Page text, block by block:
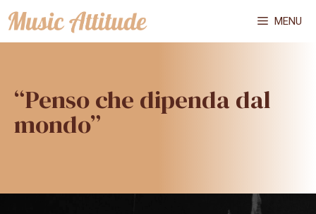
Vai
al
MENU
“Penso che dipenda dal
mondo”